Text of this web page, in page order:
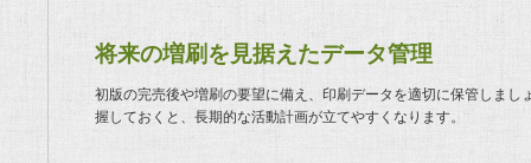
将来の増刷を見据えたデータ管理
初版の完売後や増刷の要望に備え、印刷データを適切に保管しま
握しておくと、長期的な活動計画が立てやすくなります。